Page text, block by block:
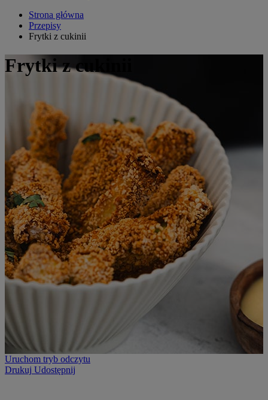
Strona główna
Przepisy
Frytki z cukinii
Frytki z cukinii
Uruchom tryb odczytu
Drukuj Udostępnij